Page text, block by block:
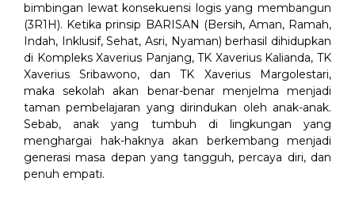
bimbingan lewat konsekuensi logis yang membangun
(3R1H). Ketika prinsip BARISAN (Bersih, Aman, Ramah,
Indah, Inklusif, Sehat, Asri, Nyaman) berhasil dihidupkan
di Kompleks Xaverius Panjang, TK Xaverius Kalianda, TK
Xaverius Sribawono, dan TK Xaverius Margolestari,
maka sekolah akan benar-benar menjelma menjadi
taman pembelajaran yang dirindukan oleh anak-anak.
Sebab, anak yang tumbuh di lingkungan yang
menghargai hak-haknya akan berkembang menjadi
generasi masa depan yang tangguh, percaya diri, dan
penuh empati.